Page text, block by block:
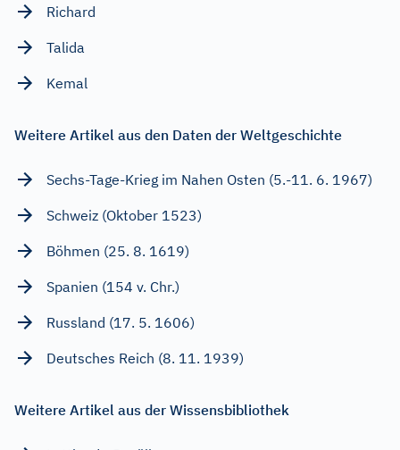
Richard
Talida
Kemal
Weitere Artikel aus den Daten der Weltgeschichte
Sechs-Tage-Krieg im Nahen Osten (5.-11. 6. 1967)
Schweiz (Oktober 1523)
Böhmen (25. 8. 1619)
Spanien (154 v. Chr.)
Russland (17. 5. 1606)
Deutsches Reich (8. 11. 1939)
Weitere Artikel aus der Wissensbibliothek